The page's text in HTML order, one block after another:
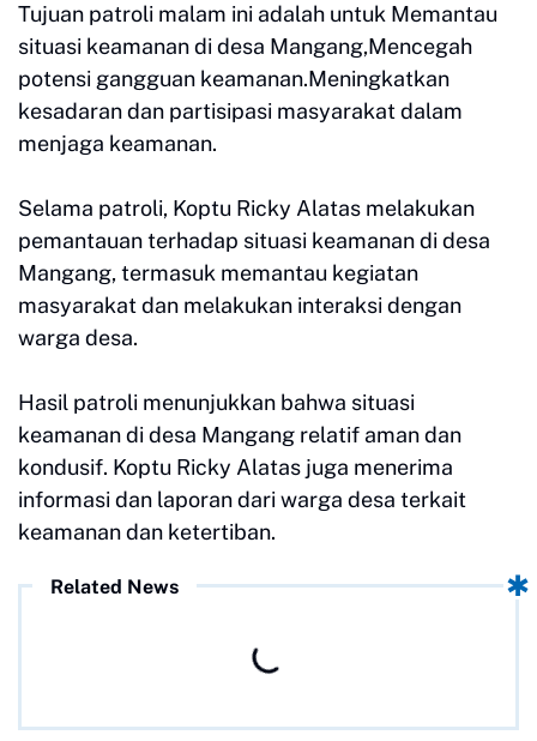
Tujuan patroli malam ini adalah untuk Memantau
situasi keamanan di desa Mangang,Mencegah
potensi gangguan keamanan.Meningkatkan
kesadaran dan partisipasi masyarakat dalam
menjaga keamanan.
Selama patroli, Koptu Ricky Alatas melakukan
pemantauan terhadap situasi keamanan di desa
Mangang, termasuk memantau kegiatan
masyarakat dan melakukan interaksi dengan
warga desa.
Hasil patroli menunjukkan bahwa situasi
keamanan di desa Mangang relatif aman dan
kondusif. Koptu Ricky Alatas juga menerima
informasi dan laporan dari warga desa terkait
keamanan dan ketertiban.
Related News